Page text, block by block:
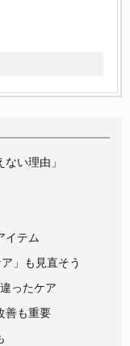
い理由」
イテム
」も見直そう
ったケア
善も重要